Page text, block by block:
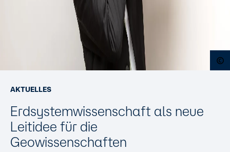
AKTUELLES
Erdsystemwissenschaft als neue
Leitidee für die
Geowissenschaften